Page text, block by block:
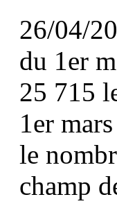
26/04/
du 1er
25 715
1er
le
champ